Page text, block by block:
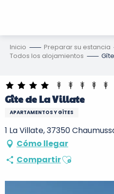
Inicio Preparar su estancia
Todos los alojamientos
Gîte de La Villate
APARTAMENTOS Y GÎTES
1 La Villate, 37350
Cómo llegar
CompartirAjouter aux